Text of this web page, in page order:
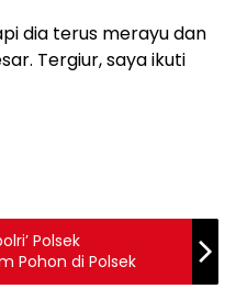
dia terus merayu dan
Tergiur, saya ikuti
Polsek
Pohon di Polsek